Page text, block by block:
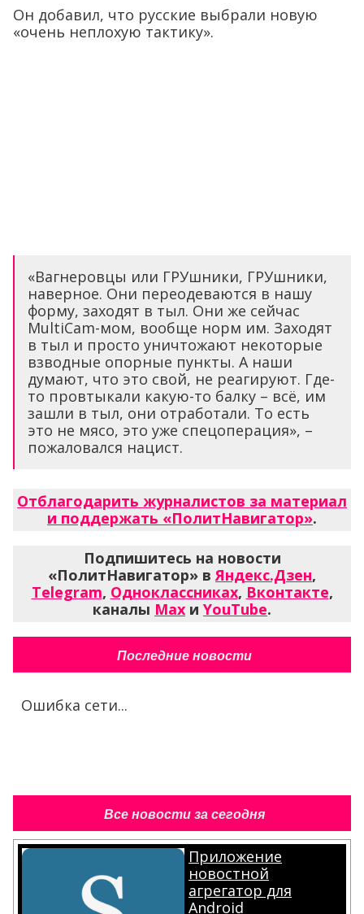
Он добавил, что русские выбрали новую
«очень неплохую тактику».
«Вагнеровцы или ГРУшники, ГРУшники,
наверное. Они переодеваются в нашу
форму, заходят в тыл. Они же сейчас
MultiCam-мом, вообще норм им. Заходят
в тыл и просто уничтожают некоторые
взводные опорные пункты. А наши
думают, что это свой, не реагируют. Где-
то провтыкали какую-то балку – всё, им
зашли в тыл, они отработали. То есть
это не мясо, это уже спецоперация», –
пожаловался нацист.
Отблагодарить журналистов за материал
и поддержать «ПолитНавигатор».
Подпишитесь на новости
«ПолитНавигатор» в Яндекс.Дзен,
Telegram, Одноклассниках, Вконтакте,
каналы Max и YouTube.
Последние новости
Ошибка сети...
Все новости за сегодня
Приложение
новостной
агрегатор для
Android